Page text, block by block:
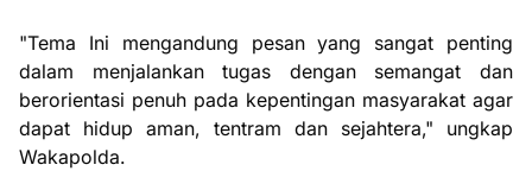
"Tema Ini mengandung pesan yang sangat penting
dalam menjalankan tugas dengan semangat dan
berorientasi penuh pada kepentingan masyarakat agar
dapat hidup aman, tentram dan sejahtera," ungkap
Wakapolda.